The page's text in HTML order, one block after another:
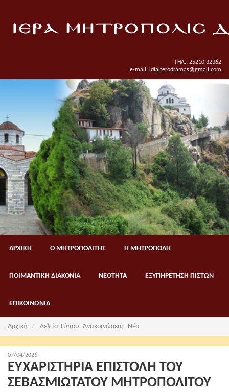
ΤΗΛ.: 25210.32362
e-mail: idiaiterodramas@gmail.com
ΑΡΧΙΚΗ Ο ΜΗΤΡΟΠΟΛΙΤΗΣ Η ΜΗΤΡΟΠΟΛΗ
ΠΟΙΜΑΝΤΙΚΗ ΔΙΑΚΟΝΙΑ ΝΕΟΤΗΤΑ ΕΞΥΠΗΡΕΤΗΣΗ ΠΙΣΤΩΝ
ΕΠΙΚΟΙΝΩΝΙΑ
Αρχική Δελτία Τύπου -Ἀνακοινώσεις - Νέα
07/04/2026
ΕΥΧΑΡΙΣΤΗΡΙΑ ΕΠΙΣΤΟΛΗ ΤΟΥ
ΣΕΒΑΣΜΙΩΤΑΤΟΥ ΜΗΤΡΟΠΟΛΙΤΟΥ